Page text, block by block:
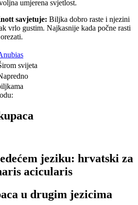
umjerena svjetlost.
savjetuje: Biljka dobro raste i njezini
vrlo gustim. Najkasnije kada počne rasti
svijeta
jeziku: hrvatski za
acicularis
u drugim jezicima